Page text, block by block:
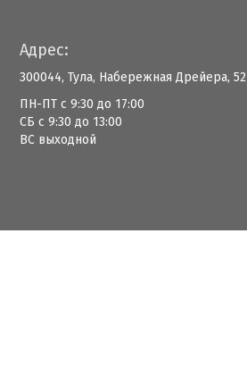
Адрес:
300044, Тула, Набережная Дрейера, 52
ПН-ПТ с 9:30 до 17:00
СБ с 9:30 до 13:00
ВС выходной